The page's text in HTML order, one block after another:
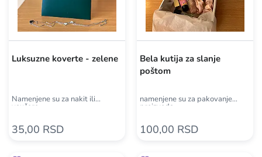
Luksuzne koverte - zelene
Namenjene su za nakit ili
vaučere
35,00 RSD
Bela kutija za slanje
poštom
namenjene su za pakovanje
proizvoda
100,00 RSD